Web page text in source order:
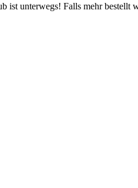
unterwegs! Falls mehr bestellt